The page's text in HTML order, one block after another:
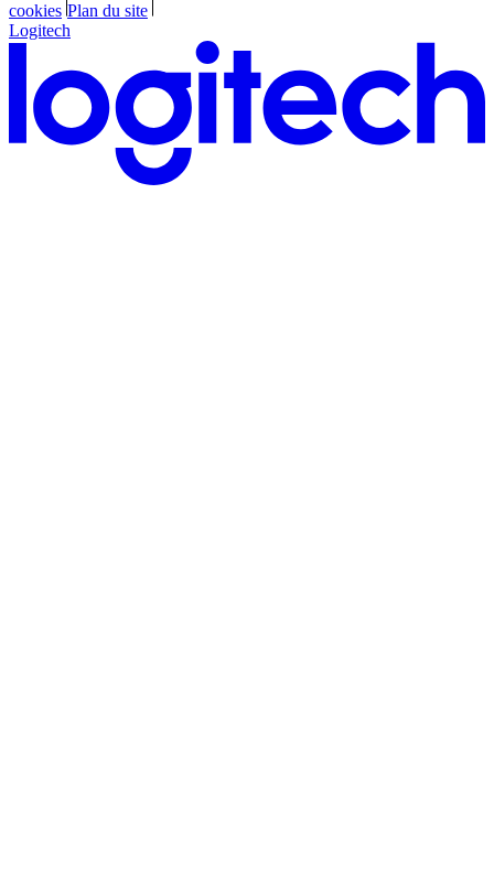
cookies Plan du site
Logitech